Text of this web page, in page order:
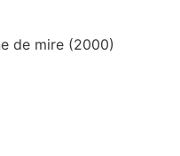
de mire (2000)